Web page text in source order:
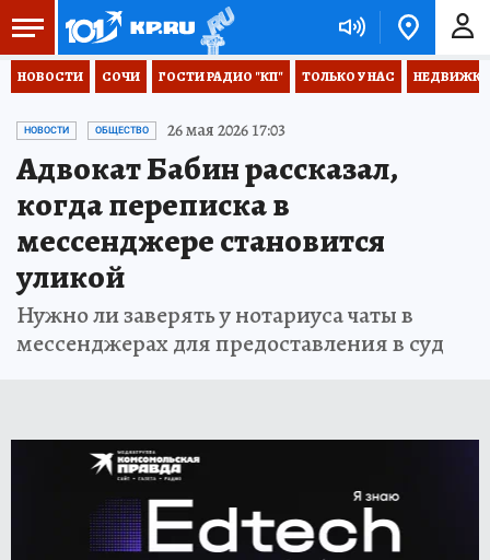
НОВОСТИ СОЧИ ГОСТИ РАДИО "КП" ТОЛЬКО У НАС НЕДВИЖКА
НОВОСТИ ОБЩЕСТВО 26 мая 2026 17:03
Адвокат Бабин рассказал,
когда переписка в
мессенджере становится
уликой
Нужно ли заверять у нотариуса чаты в
мессенджерах для предоставления в суд